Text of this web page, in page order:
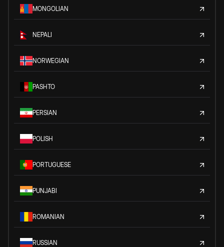
MONGOLIAN
NEPALI
NORWEGIAN
PASHTO
PERSIAN
POLISH
PORTUGUESE
PUNJABI
ROMANIAN
RUSSIAN